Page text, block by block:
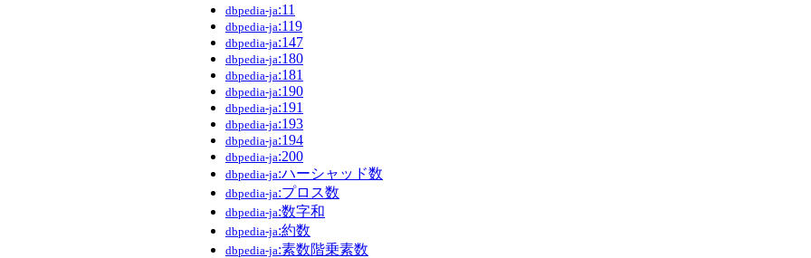
dbpedia-ja:11
dbpedia-ja:119
dbpedia-ja:147
dbpedia-ja:180
dbpedia-ja:181
dbpedia-ja:190
dbpedia-ja:191
dbpedia-ja:193
dbpedia-ja:194
dbpedia-ja:200
dbpedia-ja:ハーシャッド数
dbpedia-ja:プロス数
dbpedia-ja:数字和
dbpedia-ja:約数
dbpedia-ja:素数階乗素数